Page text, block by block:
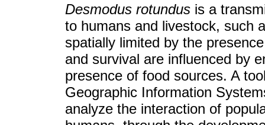
Desmodus rotundus is a
to humans and livestock, such
spatially limited by the
and survival are influenced by
presence of food sources. A
Geographic Information
analyze the interaction of